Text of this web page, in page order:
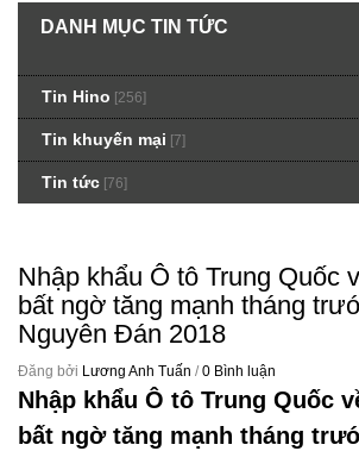
DANH MỤC TIN TỨC
Tin Hino [256]
Tin khuyến mại [7]
Tin tức [76]
Nhập khẩu Ô tô Trung Quốc
bất ngờ tăng mạnh tháng
Nguyên Đán 2018
Đăng bởi Lương Anh Tuấn /0 Bình luận
Nhập khẩu Ô tô Trung Quốc
bất ngờ tăng mạnh tháng